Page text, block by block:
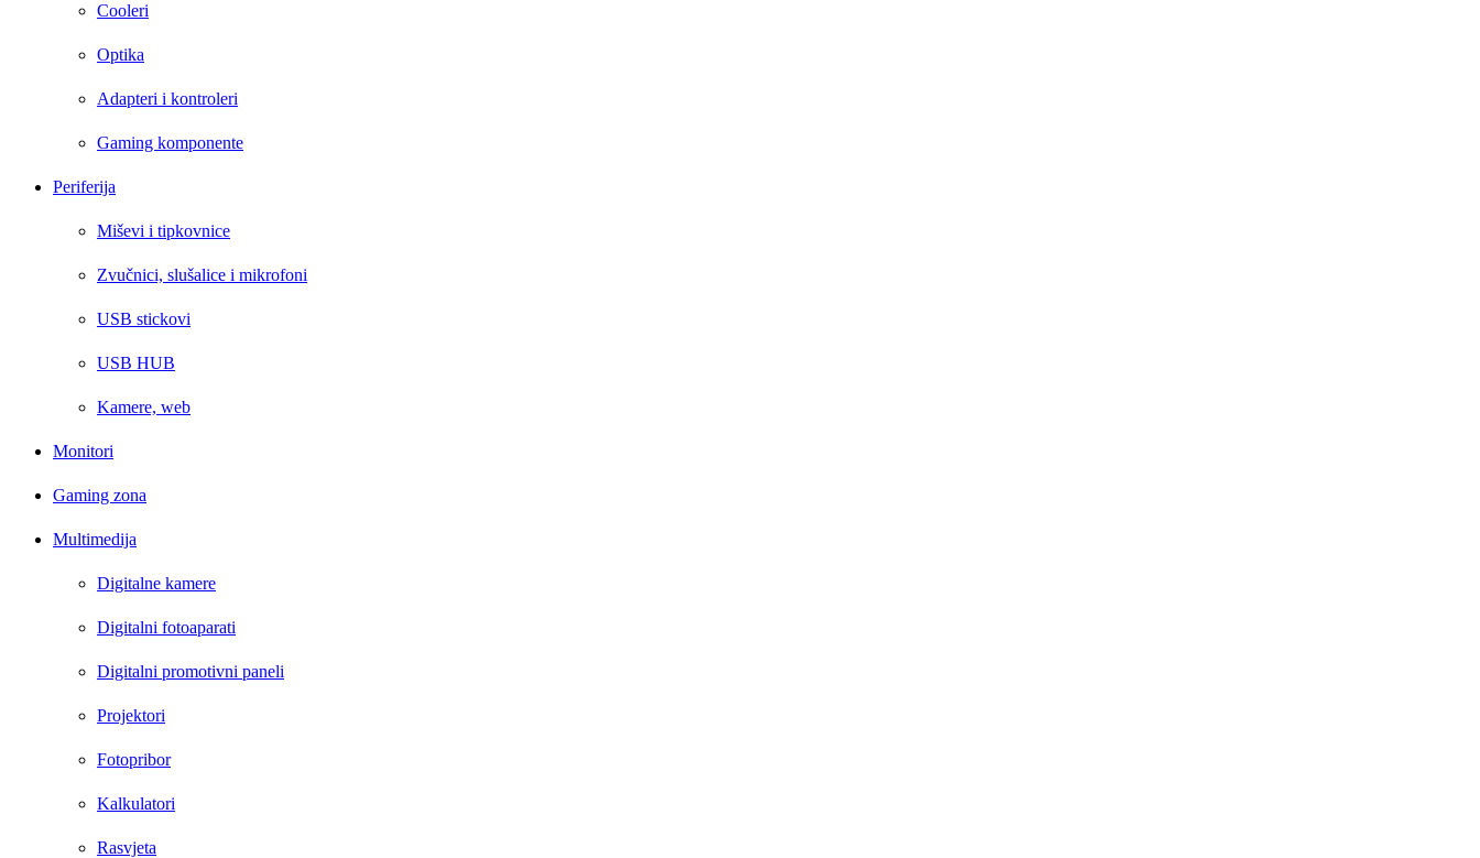
Cooleri
Optika
Adapteri i kontroleri
Gaming komponente
Periferija
Miševi i tipkovnice
Zvučnici, slušalice i mikrofoni
USB stickovi
USB HUB
Kamere, web
Monitori
Gaming zona
Multimedija
Digitalne kamere
Digitalni fotoaparati
Digitalni promotivni paneli
Projektori
Fotopribor
Kalkulatori
Rasvjeta